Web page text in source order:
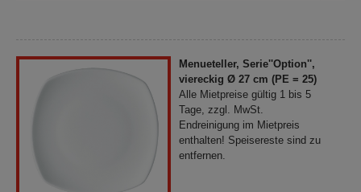
Menueteller, Serie''Option'',
viereckig Ø 27 cm (PE = 25)
Alle Mietpreise gültig 1 bis 5
Tage, zzgl. MwSt.
Endreinigung im Mietpreis
enthalten! Speisereste sind zu
entfernen.